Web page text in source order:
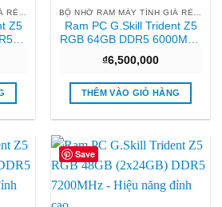
BỘ NHỚ RAM MÁY TÍNH GIÁ RẺ HCM
Z5
BỘ NHỚ RAM MÁY TÍNH GIÁ RẺ HCM
Ram PC G.Skill Trident Z5
RGB 64GB DDR5 6000MHz
₫6,500,000
THÊM VÀO GIỎ HÀNG
Save